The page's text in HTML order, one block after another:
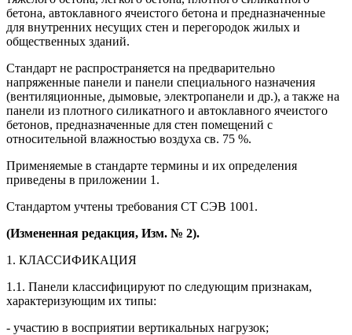
бетона, автоклавного ячеистого бетона и предназначенные
для внутренних несущих стен и перегородок жилых и
общественных зданий.
Стандарт не распространяется на предварительно
напряженные панели и панели специального назначения
(вентиляционные, дымовые, электропанели и др.), а также на
панели из плотного силикатного и автоклавного ячеистого
бетонов, предназначенные для стен помещений с
относительной влажностью воздуха св. 75 %.
Применяемые в стандарте термины и их определения
приведены в приложении 1.
Стандартом учтены требования СТ СЭВ 1001.
(Измененная редакция, Изм. № 2).
1. КЛАССИФИКАЦИЯ
1.1. Панели классифицируют по следующим признакам,
характеризующим их типы:
- участию в восприятии вертикальных нагрузок;